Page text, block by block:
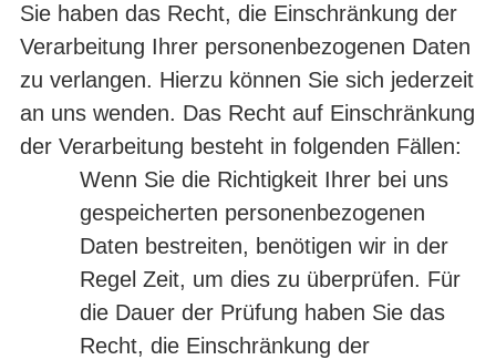
Sie haben das Recht, die Einschränkung der
Verarbeitung Ihrer personenbezogenen Daten
zu verlangen. Hierzu können Sie sich jederzeit
an uns wenden. Das Recht auf Einschränkung
der Verarbeitung besteht in folgenden Fällen:
Wenn Sie die Richtigkeit Ihrer bei uns
gespeicherten personenbezogenen
Daten bestreiten, benötigen wir in der
Regel Zeit, um dies zu überprüfen. Für
die Dauer der Prüfung haben Sie das
Recht, die Einschränkung der